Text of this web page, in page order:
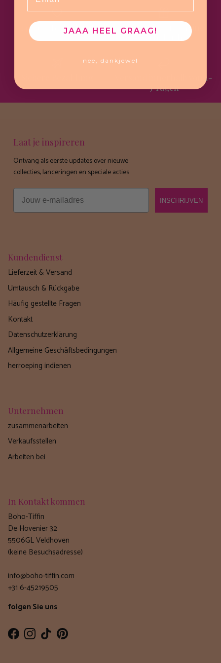
14 Tage Bedenkzeit
Geschenkgutscheine
erhältlich
Versand innerhalb von 1-
3 Tagen
Laat je inspireren
Ontvang als eerste updates over nieuwe
collecties, lanceringen en speciale acties.
Email
INSCHRIJVEN
Kundendienst
Lieferzeit & Versand
Umtausch & Rückgabe
Häufig gestellte Fragen
Kontakt
Datenschutzerklärung
Allgemeine Geschäftsbedingungen
herroeping indienen
Unternehmen
zusammenarbeiten
Verkaufsstellen
Arbeiten bei
In Kontakt kommen
Boho-Tiffin
De Hovenier 32
5506GL Veldhoven
(keine Besuchsadresse)
info@boho-tiffin.com
+31 6-45219505
folgen Sie uns
FacebookInstagram
TikTokPinterest
JAAA HEEL GRAAG!
nee, dankjewel